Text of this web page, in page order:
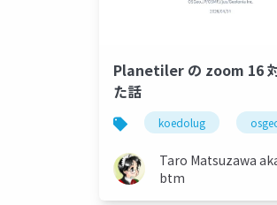
Planetiler の zoom 16
た話
koedolug
Taro Matsuzawa
btm